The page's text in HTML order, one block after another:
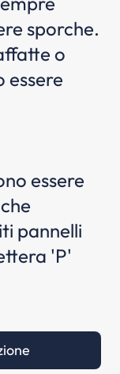
sporche.
o
essere
essere
pannelli
'P'